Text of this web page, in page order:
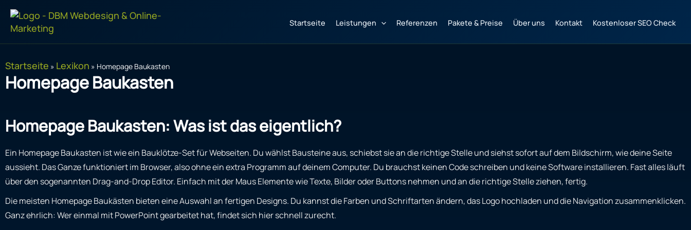
Inhalt
springen
Startseite Leistungen Referenzen Pakete & Preise Über uns Kontakt Kostenloser SEO Check
Startseite » Lexikon » Homepage Baukasten
Homepage Baukasten
Homepage Baukasten: Was ist das eigentlich?
Ein Homepage Baukasten ist wie ein Bauklötze-Set für Webseiten. Du wählst Bausteine aus, schiebst sie an die richtige Stelle und siehst sofort auf dem Bildschirm, wie deine Seite
aussieht. Das Ganze funktioniert im Browser, also ohne ein extra Programm auf deinem Computer. Du brauchst keinen Code schreiben und keine Software installieren. Fast alles läuft
über den sogenannten Drag-and-Drop Editor. Einfach mit der Maus Elemente wie Texte, Bilder oder Buttons nehmen und an die richtige Stelle ziehen, fertig.
Die meisten Homepage Baukästen bieten eine Auswahl an fertigen Designs. Du kannst die Farben und Schriftarten ändern, das Logo hochladen und die Navigation zusammenklicken.
Ganz ehrlich: Wer einmal mit PowerPoint gearbeitet hat, findet sich hier schnell zurecht.